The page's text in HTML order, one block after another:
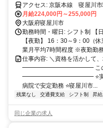
アクセス: 京阪本線 寝屋川市駅から徒歩3分 自転車・バイク通勤可
能
月給224,000円～255,000円
大阪府寝屋川市
勤務時間・曜日: シフト制 【
【夜勤】 16：30～9：00（
業月平均7時間程度 ※夜勤勤務
仕事内容: ＼資格を活かして
━━━━━━━━━━━━ この求
━━━━━━━━━━━━ ⭐実務未
病院で安定勤務 ⭐寝屋川市...
残業なし 交通費支給 シフト制 昇給
同じ企業の求人